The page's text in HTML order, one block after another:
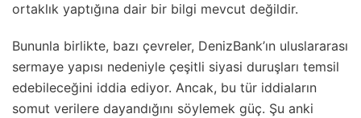
ortaklık yaptığına dair bir bilgi mevcut değildir.
Bununla birlikte, bazı çevreler, DenizBank’ın uluslararası
sermaye yapısı nedeniyle çeşitli siyasi duruşları temsil
edebileceğini iddia ediyor. Ancak, bu tür iddiaların
somut verilere dayandığını söylemek güç. Şu anki